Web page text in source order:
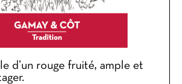
d’un rouge fruité, ample et